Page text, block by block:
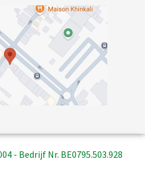
- Bedrijf Nr. BE0795.503.928